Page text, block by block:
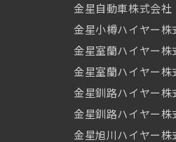
金星自動車株式会社
金星小樽ハイヤー株
金星室蘭ハイヤー株
金星室蘭ハイヤー
金星釧路ハイヤー株
金星釧路ハイヤー
金星旭川ハイヤー株